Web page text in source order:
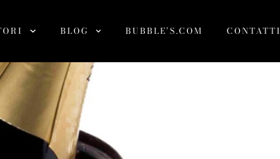
BLOG BUBBLE’S.COM CONTATTI